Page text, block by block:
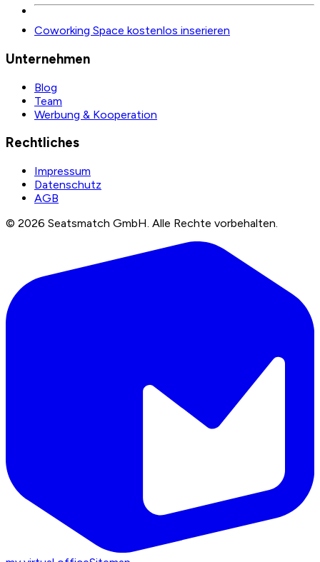
Coworking Space kostenlos inserieren
Unternehmen
Blog
Team
Werbung & Kooperation
Rechtliches
Impressum
Datenschutz
AGB
© 2026 Seatsmatch GmbH. Alle Rechte vorbehalten.